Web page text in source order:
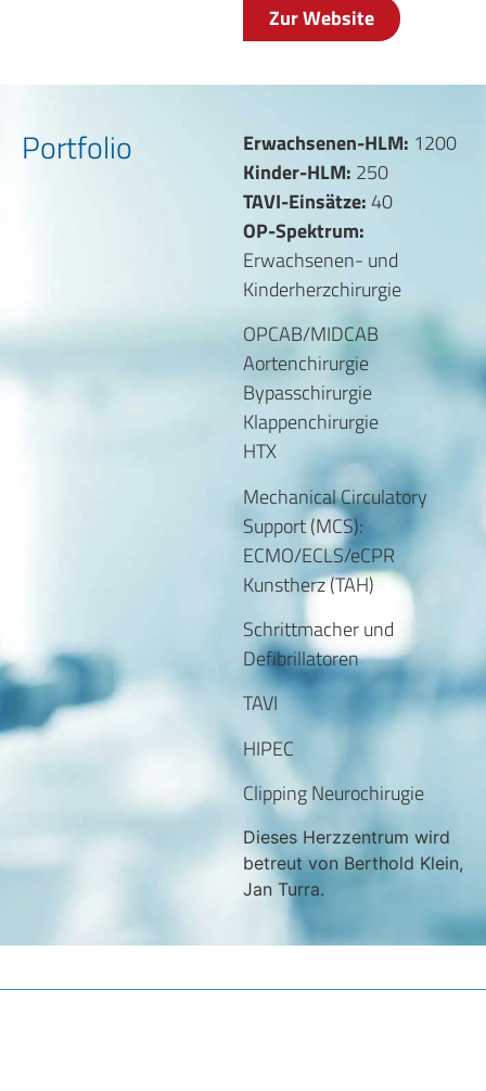
Zur Website
Portfolio Erwachsenen-HLM: 1200
Kinder-HLM: 250
TAVI-Einsätze:40
OP-Spektrum:
Erwachsenen- und
Kinderherzchirurgie
OPCAB/MIDCAB
Aortenchirurgie
Bypasschirurgie
Klappenchirurgie
HTX
Mechanical Circulatory
Support (MCS):
ECMO/ECLS/eCPR
Kunstherz (TAH)
Schrittmacher und
Defibrillatoren
TAVI
HIPEC
Clipping Neurochirugie
Dieses Herzzentrum wird
betreut von Berthold Klein,
Jan Turra.